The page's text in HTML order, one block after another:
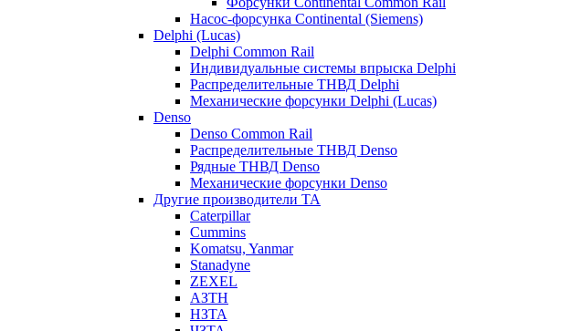
Насос-форсунка Continental (Siemens)
Delphi (Lucas)
Delphi Common Rail
Индивидуальные системы впрыска Delphi
Распределительные ТНВД Delphi
Механические форсунки Delphi (Lucas)
Denso
Denso Common Rail
Распределительные ТНВД Denso
Рядные ТНВД Denso
Механические форсунки Denso
Другие производители ТА
Caterpillar
Cummins
Komatsu, Yanmar
Stanadyne
ZEXEL
АЗТН
НЗТА